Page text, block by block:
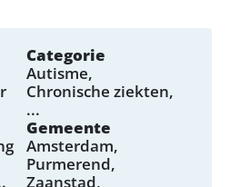
Categorie
Autisme
Chronische ziekten
...
Gemeente
Amsterdam
Purmerend
Zaanstad